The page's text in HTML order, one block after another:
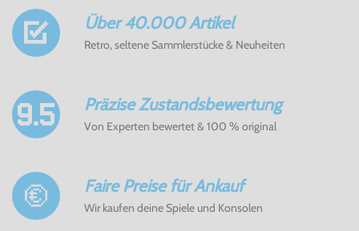
Über 40.000 Artikel
Retro, seltene Sammlerstücke & Neuheiten
Präzise Zustandsbewertung
Von Experten bewertet & 100 % original
Faire Preise für Ankauf
Wir kaufen deine Spiele und Konsolen